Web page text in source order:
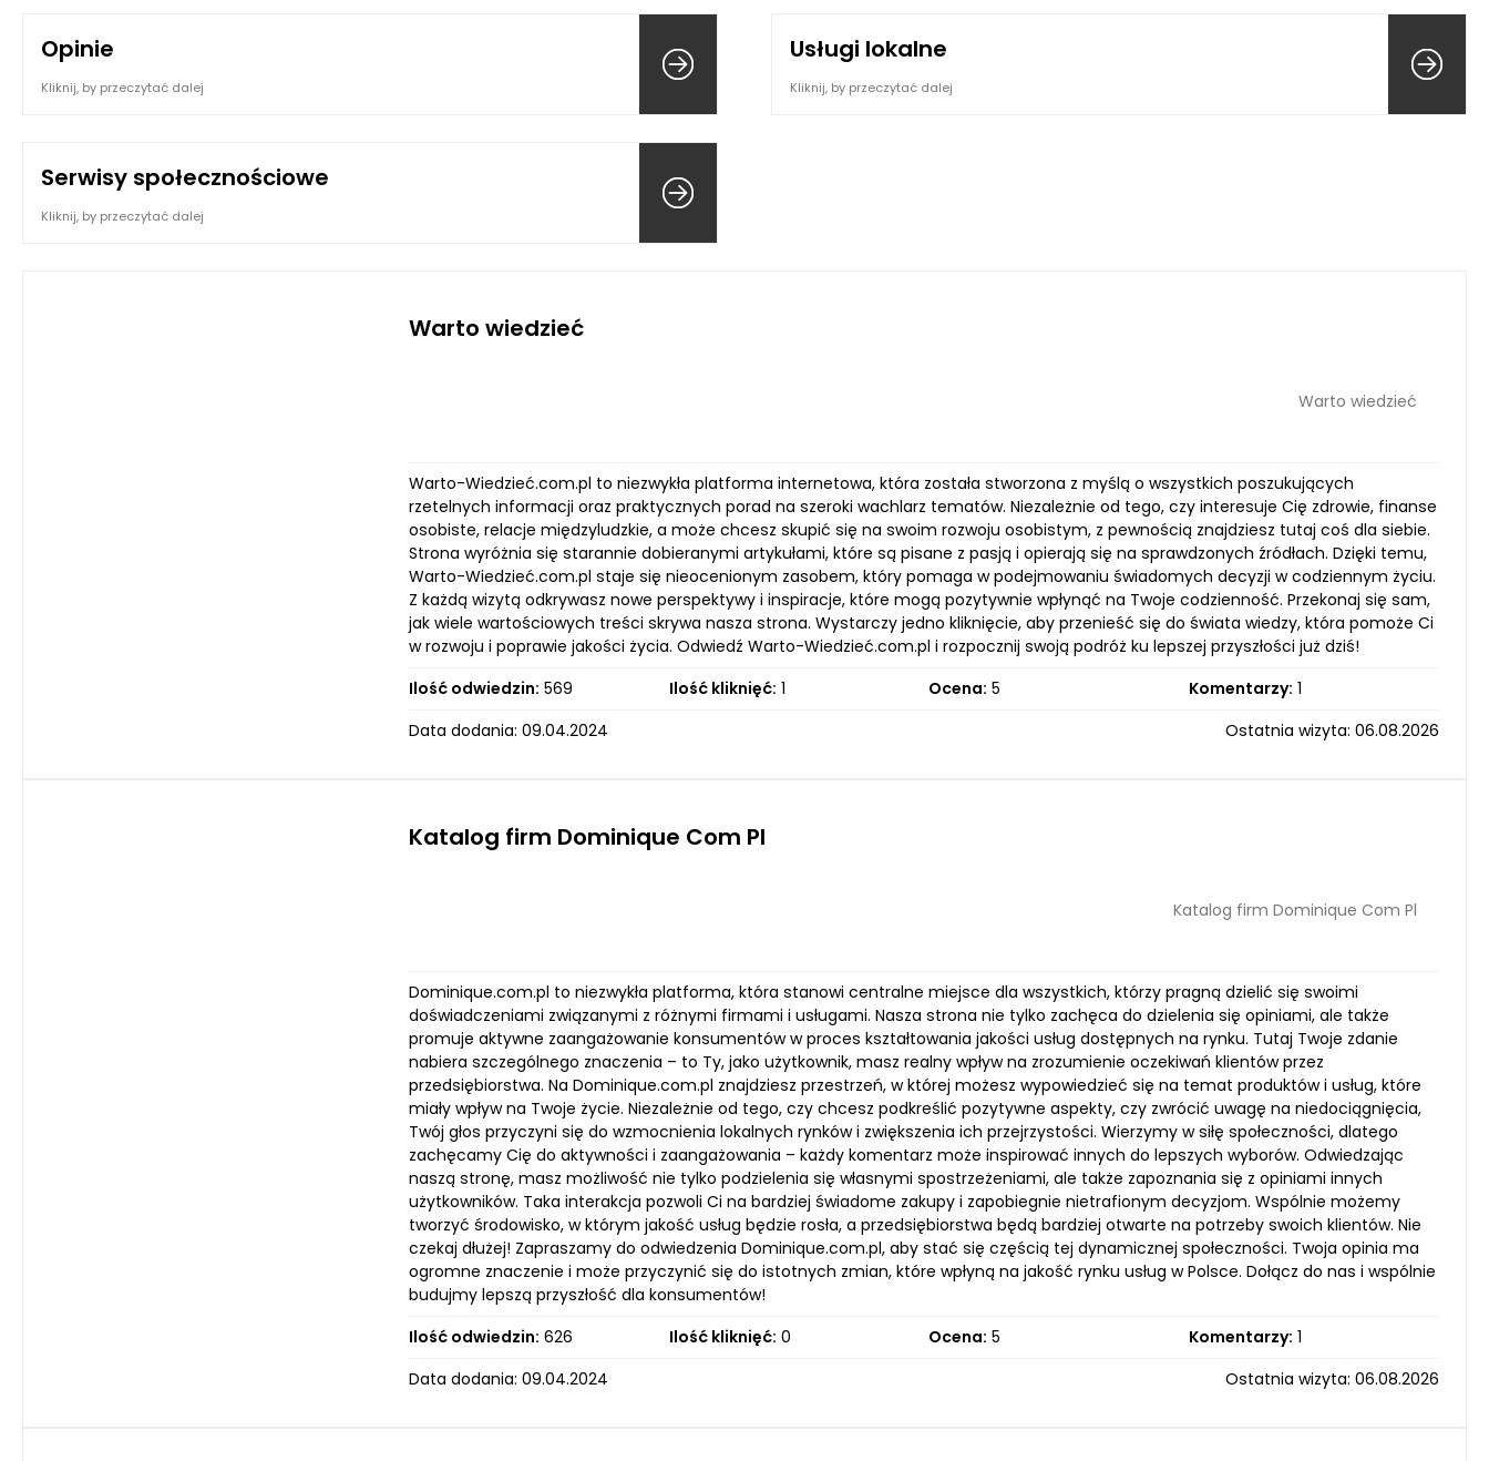
Opinie
Kliknij, by przeczytać dalej
Usługi lokalne
Kliknij, by przeczytać dalej
Serwisy społecznościowe
Kliknij, by przeczytać dalej
Warto wiedzieć
Warto wiedzieć
Warto-Wiedzieć.com.pl to niezwykła platforma internetowa, która została stworzona z myślą o wszystkich poszukujących
rzetelnych informacji oraz praktycznych porad na szeroki wachlarz tematów. Niezależnie od tego, czy interesuje Cię zdrowie, finanse
osobiste, relacje międzyludzkie, a może chcesz skupić się na swoim rozwoju osobistym, z pewnością znajdziesz tutaj coś dla siebie.
Strona wyróżnia się starannie dobieranymi artykułami, które są pisane z pasją i opierają się na sprawdzonych źródłach. Dzięki temu,
Warto-Wiedzieć.com.pl staje się nieocenionym zasobem, który pomaga w podejmowaniu świadomych decyzji w codziennym życiu.
Z każdą wizytą odkrywasz nowe perspektywy i inspiracje, które mogą pozytywnie wpłynąć na Twoje codzienność. Przekonaj się sam,
jak wiele wartościowych treści skrywa nasza strona. Wystarczy jedno kliknięcie, aby przenieść się do świata wiedzy, która pomoże Ci
w rozwoju i poprawie jakości życia. Odwiedź Warto-Wiedzieć.com.pl i rozpocznij swoją podróż ku lepszej przyszłości już dziś!
Ilość odwiedzin: 569 Ilość kliknięć: 1 Ocena: 5 Komentarzy: 1
Data dodania: 09.04.2024
Ostatnia wizyta: 06.08.2026
Katalog firm Dominique Com Pl
Katalog firm Dominique Com Pl
Dominique.com.pl to niezwykła platforma, która stanowi centralne miejsce dla wszystkich, którzy pragną dzielić się swoimi
doświadczeniami związanymi z różnymi firmami i usługami. Nasza strona nie tylko zachęca do dzielenia się opiniami, ale także
promuje aktywne zaangażowanie konsumentów w proces kształtowania jakości usług dostępnych na rynku. Tutaj Twoje zdanie
nabiera szczególnego znaczenia – to Ty, jako użytkownik, masz realny wpływ na zrozumienie oczekiwań klientów przez
przedsiębiorstwa. Na Dominique.com.pl znajdziesz przestrzeń, w której możesz wypowiedzieć się na temat produktów i usług, które
miały wpływ na Twoje życie. Niezależnie od tego, czy chcesz podkreślić pozytywne aspekty, czy zwrócić uwagę na niedociągnięcia,
Twój głos przyczyni się do wzmocnienia lokalnych rynków i zwiększenia ich przejrzystości. Wierzymy w siłę społeczności, dlatego
zachęcamy Cię do aktywności i zaangażowania – każdy komentarz może inspirować innych do lepszych wyborów. Odwiedzając
naszą stronę, masz możliwość nie tylko podzielenia się własnymi spostrzeżeniami, ale także zapoznania się z opiniami innych
użytkowników. Taka interakcja pozwoli Ci na bardziej świadome zakupy i zapobiegnie nietrafionym decyzjom. Wspólnie możemy
tworzyć środowisko, w którym jakość usług będzie rosła, a przedsiębiorstwa będą bardziej otwarte na potrzeby swoich klientów. Nie
czekaj dłużej! Zapraszamy do odwiedzenia Dominique.com.pl, aby stać się częścią tej dynamicznej społeczności. Twoja opinia ma
ogromne znaczenie i może przyczynić się do istotnych zmian, które wpłyną na jakość rynku usług w Polsce. Dołącz do nas i wspólnie
budujmy lepszą przyszłość dla konsumentów!
Ilość odwiedzin: 626 Ilość kliknięć: 0 Ocena: 5 Komentarzy: 1
Data dodania: 09.04.2024
Ostatnia wizyta: 06.08.2026